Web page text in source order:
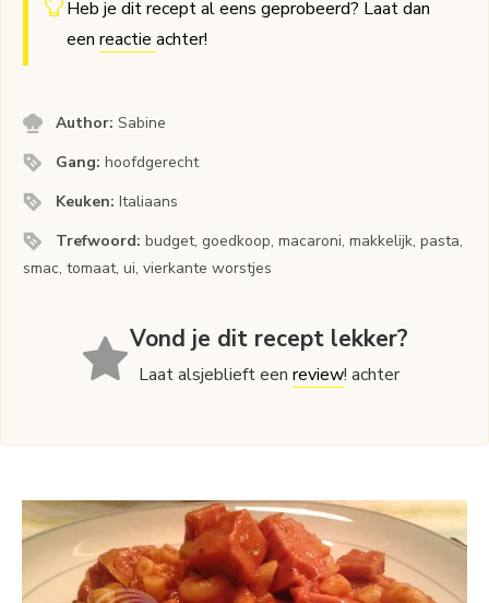
Heb je dit recept al eens geprobeerd? Laat dan
een reactie achter!
Author:Sabine
Gang:hoofdgerecht
Keuken:Italiaans
Trefwoord:budget, goedkoop, macaroni, makkelijk, pasta,
smac, tomaat, ui, vierkante worstjes
Vond je dit recept lekker?
Laat alsjeblieft eenreview! achter